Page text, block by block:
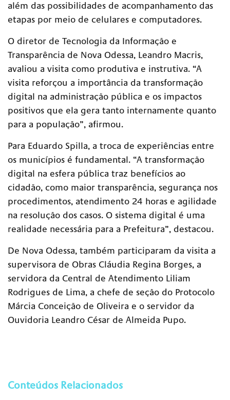
além das possibilidades de acompanhamento das
etapas por meio de celulares e computadores.
O diretor de Tecnologia da Informação e
Transparência de Nova Odessa, Leandro Macris,
avaliou a visita como produtiva e instrutiva. “A
visita reforçou a importância da transformação
digital na administração pública e os impactos
positivos que ela gera tanto internamente quanto
para a população”, afirmou.
Para Eduardo Spilla, a troca de experiências entre
os municípios é fundamental. “A transformação
digital na esfera pública traz benefícios ao
cidadão, como maior transparência, segurança nos
procedimentos, atendimento 24 horas e agilidade
na resolução dos casos. O sistema digital é uma
realidade necessária para a Prefeitura”, destacou.
De Nova Odessa, também participaram da visita a
supervisora de Obras Cláudia Regina Borges, a
servidora da Central de Atendimento Liliam
Rodrigues de Lima, a chefe de seção do Protocolo
Márcia Conceição de Oliveira e o servidor da
Ouvidoria Leandro César de Almeida Pupo.
Conteúdos Relacionados